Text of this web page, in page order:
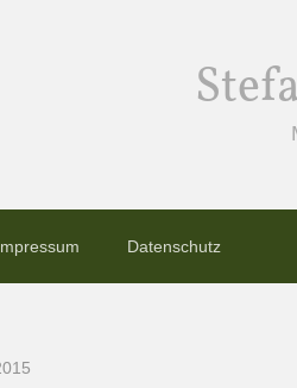
Datenschutz